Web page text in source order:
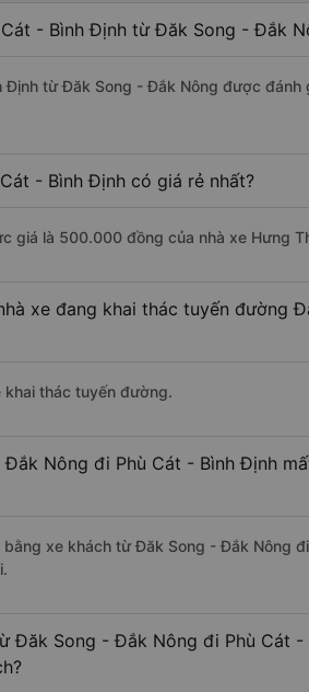
- Bình Định từ Đăk Song - Đắk
Định từ Đăk Song - Đắk Nông được
- Bình Định có giá rẻ nhất?
giá là 500.000 đồng của nhà xe Hưng
xe đang khai thác tuyến đường
khai thác tuyến đường.
Nông đi Phù Cát - Bình Định
xe khách từ Đăk Song - Đắk Nông
Đăk Song - Đắk Nông đi Phù Cát -